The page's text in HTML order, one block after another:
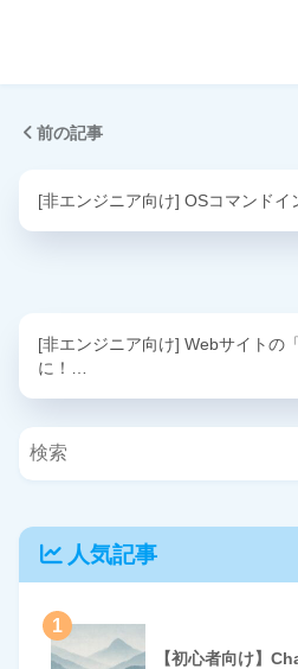
前の記事
[非エンジニア向け] OSコマンドイ
[非エンジニア向け] Webサイトの
に！…
人気記事
1
【初心者向け】